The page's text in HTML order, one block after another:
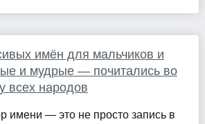
имён для мальчиков и
и мудрые — почитались во
всех народов
имени — это не просто запись в